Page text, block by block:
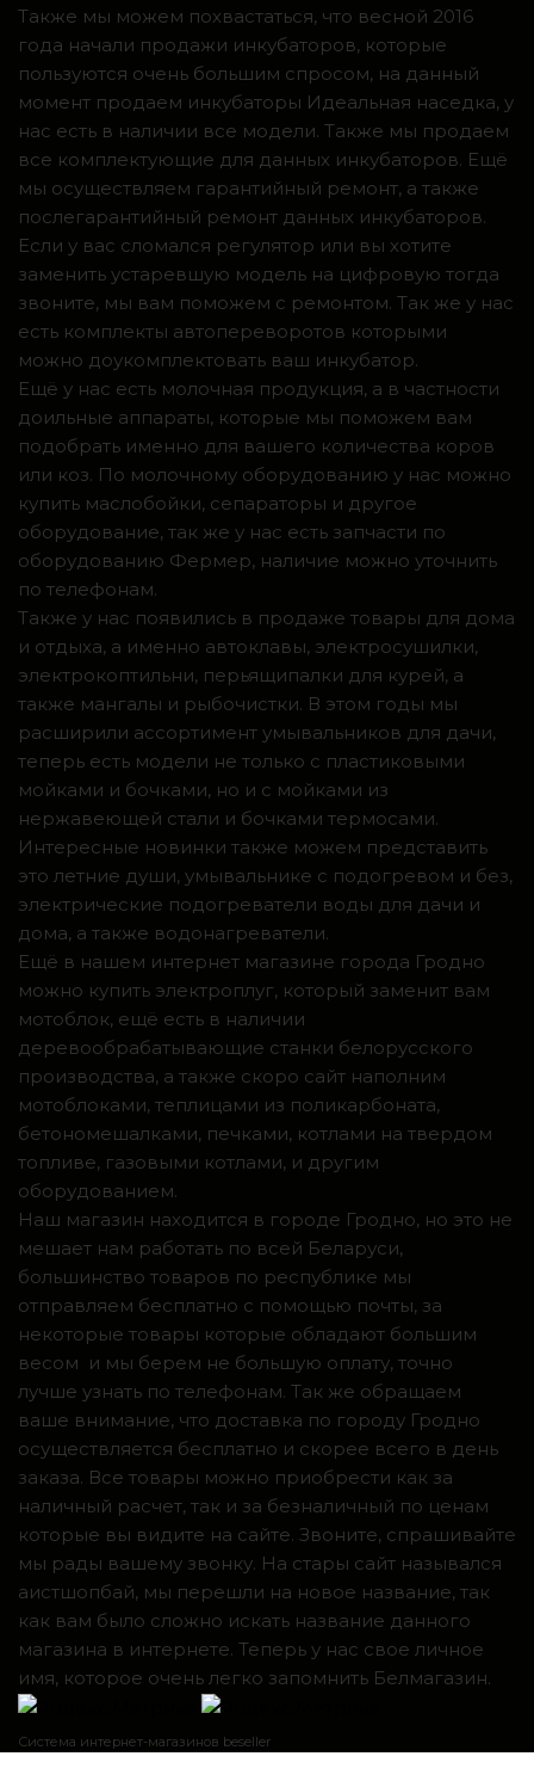
Также мы можем похвастаться, что весной 2016
года начали продажи инкубаторов, которые
пользуются очень большим спросом, на данный
момент продаем инкубаторы Идеальная наседка, у
нас есть в наличии все модели. Также мы продаем
все комплектующие для данных инкубаторов. Ещё
мы осуществляем гарантийный ремонт, а также
послегарантийный ремонт данных инкубаторов.
Если у вас сломался регулятор или вы хотите
заменить устаревшую модель на цифровую тогда
звоните, мы вам поможем с ремонтом. Так же у нас
есть комплекты автопереворотов которыми
можно доукомплектовать ваш инкубатор.
Ещё у нас есть молочная продукция, а в частности
доильные аппараты, которые мы поможем вам
подобрать именно для вашего количества коров
или коз. По молочному оборудованию у нас можно
купить маслобойки, сепараторы и другое
оборудование, так же у нас есть запчасти по
оборудованию Фермер, наличие можно уточнить
по телефонам.
Также у нас появились в продаже товары для дома
и отдыха, а именно автоклавы, электросушилки,
электрокоптильни, перьящипалки для курей, а
также мангалы и рыбочистки. В этом годы мы
расширили ассортимент умывальников для дачи,
теперь есть модели не только с пластиковыми
мойками и бочками, но и с мойками из
нержавеющей стали и бочками термосами.
Интересные новинки также можем представить
это летние души, умывальнике с подогревом и без,
электрические подогреватели воды для дачи и
дома, а также водонагреватели.
Ещё в нашем интернет магазине города Гродно
можно купить электроплуг, который заменит вам
мотоблок, ещё есть в наличии
деревообрабатывающие станки белорусского
производства, а также скоро сайт наполним
мотоблоками, теплицами из поликарбоната,
бетономешалками, печками, котлами на твердом
топливе, газовыми котлами, и другим
оборудованием.
Наш магазин находится в городе Гродно, но это не
мешает нам работать по всей Беларуси,
большинство товаров по республике мы
отправляем бесплатно с помощью почты, за
некоторые товары которые обладают большим
весом и мы берем не большую оплату, точно
лучше узнать по телефонам. Так же обращаем
ваше внимание, что доставка по городу Гродно
осуществляется бесплатно и скорее всего в день
заказа. Все товары можно приобрести как за
наличный расчет, так и за безналичный по ценам
которые вы видите на сайте. Звоните, спрашивайте
мы рады вашему звонку. На стары сайт назывался
аистшопбай, мы перешли на новое название, так
как вам было сложно искать название данного
магазина в интернете. Теперь у нас свое личное
имя, которое очень легко запомнить Белмагазин.
Система интернет-магазинов beseller